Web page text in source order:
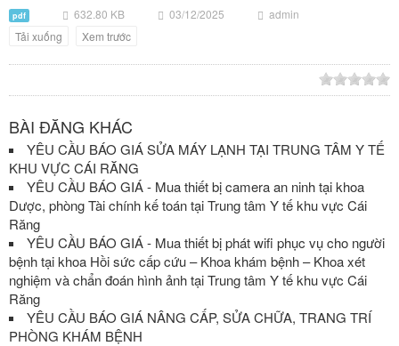
pdf 632.80 KB 03/12/2025
admin
Tải xuống
Xem trước
BÀI ĐĂNG KHÁC
YÊU CẦU BÁO GIÁ SỬA MÁY LẠNH TẠI TRUNG TÂM Y TẾ
KHU VỰC CÁI RĂNG
YÊU CẦU BÁO GIÁ - Mua thiết bị camera an ninh tại khoa
Dược, phòng Tài chính kế toán tại Trung tâm Y tế khu vực Cái
Răng
YÊU CẦU BÁO GIÁ - Mua thiết bị phát wifi phục vụ cho người
bệnh tại khoa Hồi sức cấp cứu – Khoa khám bệnh – Khoa xét
nghiệm và chẩn đoán hình ảnh tại Trung tâm Y tế khu vực Cái
Răng
YÊU CẦU BÁO GIÁ NÂNG CẤP, SỬA CHỮA, TRANG TRÍ
PHÒNG KHÁM BỆNH